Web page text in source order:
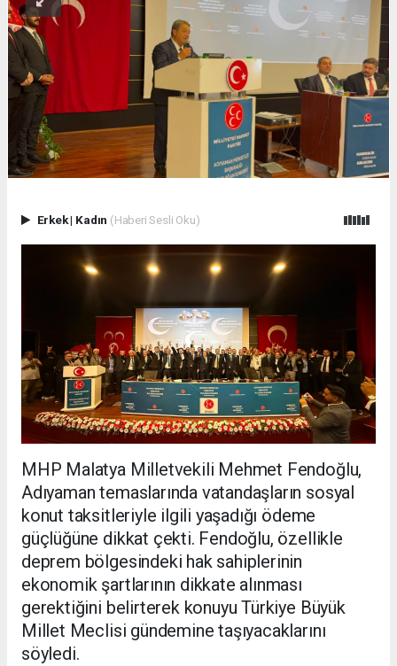
Erkek| Kadın (Haberi Sesli Oku)
MHP Malatya Milletvekili Mehmet Fendoğlu,
Adıyaman temaslarında vatandaşların sosyal
konut taksitleriyle ilgili yaşadığı ödeme
güçlüğüne dikkat çekti. Fendoğlu, özellikle
deprem bölgesindeki hak sahiplerinin
ekonomik şartlarının dikkate alınması
gerektiğini belirterek konuyu Türkiye Büyük
Millet Meclisi gündemine taşıyacaklarını
söyledi.